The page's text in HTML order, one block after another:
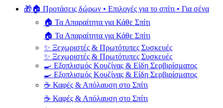
🎁🏠 Προτάσεις δώρων • Επιλογές για το σπίτι • Για σένα
🏠 Τα Απαραίτητα για Κάθε Σπίτι
🏠 Τα Απαραίτητα για Κάθε Σπίτι
✨ Ξεχωριστές & Πρωτότυπες Συσκευές
✨ Ξεχωριστές & Πρωτότυπες Συσκευές
🍳 Εξοπλισμός Κουζίνας & Είδη Σερβιρίσματος
🍳 Εξοπλισμός Κουζίνας & Είδη Σερβιρίσματος
☕ Καφές & Απόλαυση στο Σπίτι
☕ Καφές & Απόλαυση στο Σπίτι